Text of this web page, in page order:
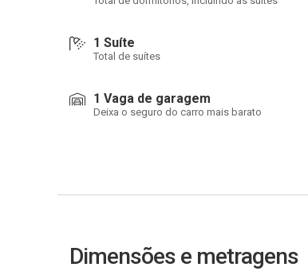
1 Suíte
Total de suítes
1 Vaga de garagem
Deixa o seguro do carro mais barato
Dimensões e metragens